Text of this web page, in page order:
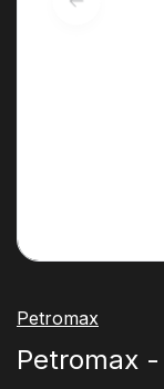
Petromax
Petromax